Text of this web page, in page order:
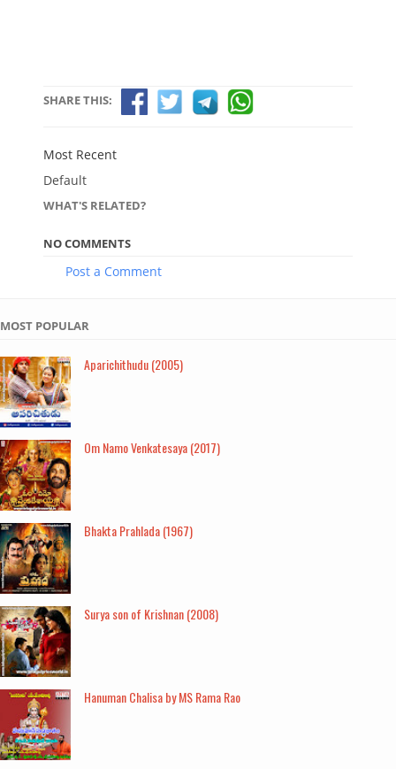
SHARE THIS:
Most Recent
Default
WHAT'S RELATED?
NO COMMENTS
Post a Comment
MOST POPULAR
Aparichithudu (2005)
Om Namo Venkatesaya (2017)
Bhakta Prahlada (1967)
Surya son of Krishnan (2008)
Hanuman Chalisa by MS Rama Rao